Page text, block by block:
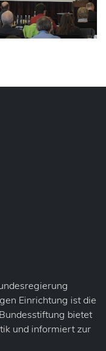
Einrichtung ist die
bietet
und informiert zur